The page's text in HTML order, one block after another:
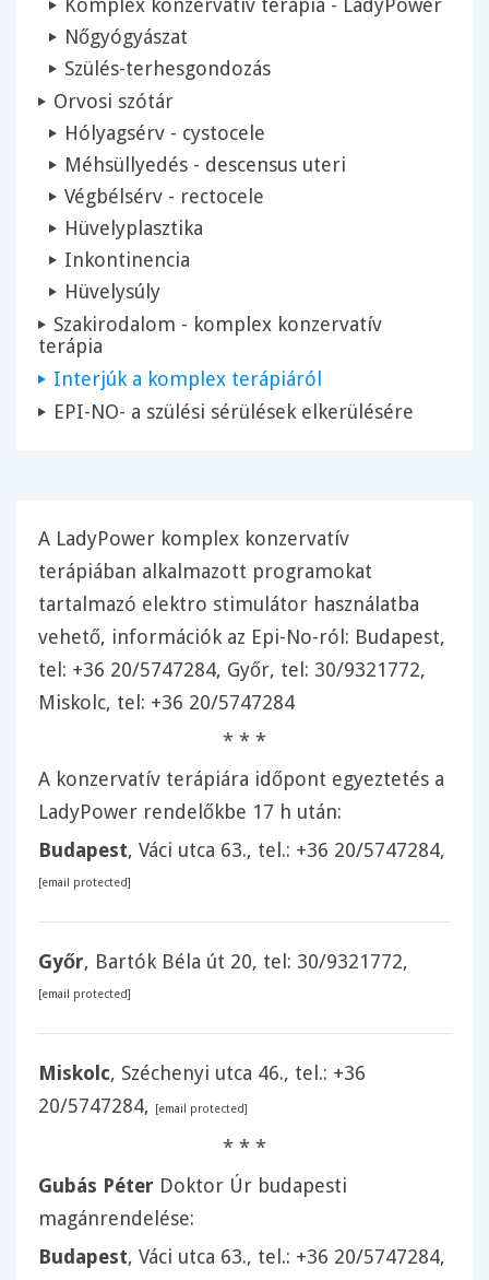
Komplex konzervatív terápia - LadyPower
Nőgyógyászat
Szülés-terhesgondozás
Orvosi szótár
Hólyagsérv - cystocele
Méhsüllyedés - descensus uteri
Végbélsérv - rectocele
Hüvelyplasztika
Inkontinencia
Hüvelysúly
Szakirodalom - komplex konzervatív
terápia
Interjúk a komplex terápiáról
EPI-NO- a szülési sérülések elkerülésére
A LadyPower komplex konzervatív
terápiában alkalmazott programokat
tartalmazó elektro stimulátor használatba
vehető, információk az Epi-No-ról: Budapest,
tel: +36 20/5747284, Győr, tel: 30/9321772,
Miskolc, tel: +36 20/5747284
* * *
A konzervatív terápiára időpont egyeztetés a
LadyPower rendelőkbe 17 h után:
Budapest, Váci utca 63., tel.: +36 20/5747284,
[email protected]
Győr, Bartók Béla út 20, tel: 30/9321772,
[email protected]
Miskolc, Széchenyi utca 46., tel.: +36
20/5747284, [email protected]
* * *
Gubás Péter Doktor Úr budapesti
magánrendelése:
Budapest, Váci utca 63., tel.: +36 20/5747284,